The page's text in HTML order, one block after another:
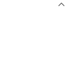
「AFTEE先享後付」
，可透過四大超商／
成。